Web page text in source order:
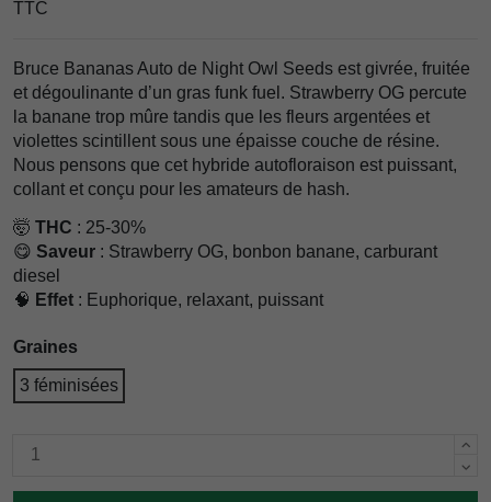
TTC
Bruce Bananas Auto de Night Owl Seeds est givrée, fruitée
et dégoulinante d’un gras funk fuel. Strawberry OG percute
la banane trop mûre tandis que les fleurs argentées et
violettes scintillent sous une épaisse couche de résine.
Nous pensons que cet hybride autofloraison est puissant,
collant et conçu pour les amateurs de hash.
🤯 THC : 25-30%
😋 Saveur : Strawberry OG, bonbon banane, carburant
diesel
🧠 Effet : Euphorique, relaxant, puissant
Graines
3 féminisées